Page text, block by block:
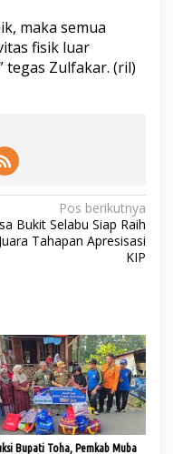
maka semua
fisik luar
tegas Zulfakar. (ril)
Pos berikutnya
Bukit Selabu Siap Raih
Juara Tahapan Apresisasi
KIP
Bupati Toha, Pemkab Muba